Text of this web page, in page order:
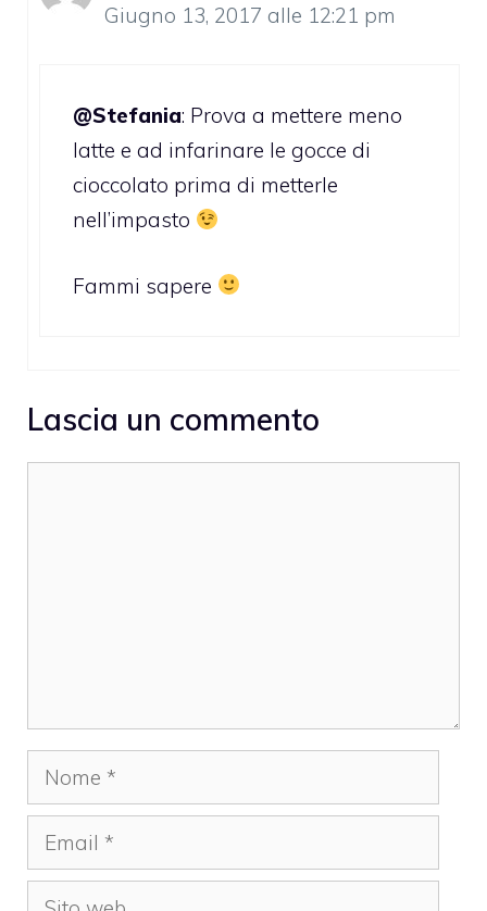
Giugno 13, 2017 alle 12:21 pm
@Stefania: Prova a mettere meno
latte e ad infarinare le gocce di
cioccolato prima di metterle
nell’impasto
Fammi sapere
Lascia un commento
Nome
Email
Sito